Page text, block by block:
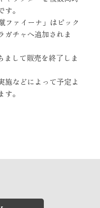
。
ファイーナ」はピック
ガチャへ追加されま
して販売を終了しま
などによって予定よ
。